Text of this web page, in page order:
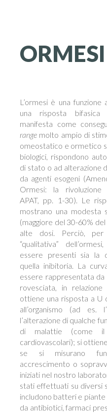
ORMESI
L’ormesi è una
una risposta bifasica
manifesta come
range molto ampio di
omeostatico e ormetico
biologici, rispondono
di stato o ad alterazione
da agenti esogeni
Ormesi: la rivoluzione
APAT, pp. 1-30). Le
mostrano una modesta
(maggiore del 30-60%
alte dosi. Perciò, per
“qualitativa”
essere presenti sia la
quella inibitoria. La
essere rappresentata da
rovesciata, in relazione
ottiene una risposta a U
all’organismo (ad es.
l’alterazione di qualche
di malattie (come
cardiovascolari); si
se si misurano
accrescimento o
iniziati nel nostro
stati effettuati su diversi
includono batteri e
da antibiotici, farmaci